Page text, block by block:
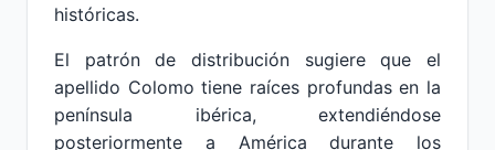
históricas.
El patrón de distribución sugiere que el
apellido Colomo tiene raíces profundas en la
península ibérica, extendiéndose
posteriormente a América durante los